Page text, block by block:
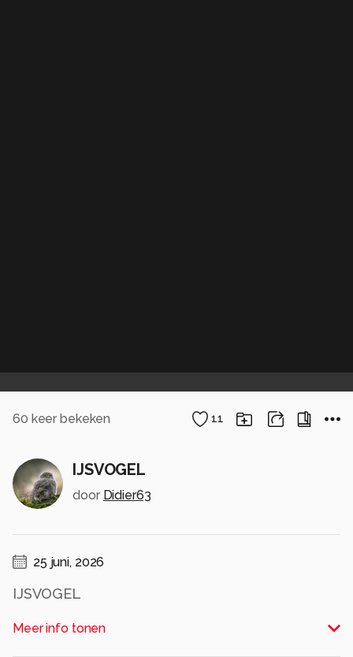
60 keer bekeken 11
IJSVOGEL
door Didier63
25 juni, 2026
IJSVOGEL
Alle rechten voorbehouden
Meer info tonen